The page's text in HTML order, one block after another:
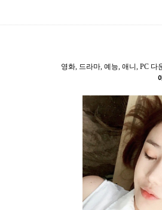
영화, 드라마, 예능, 애니, PC